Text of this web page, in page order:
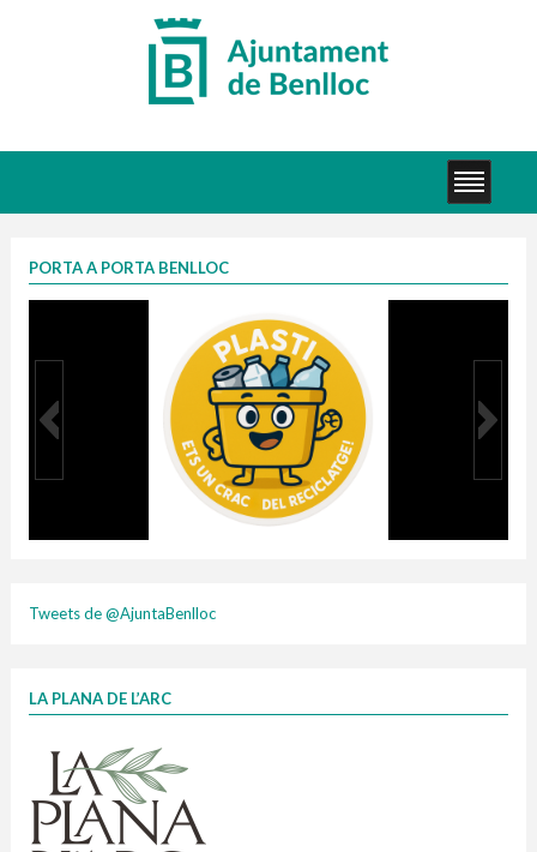
PORTA A PORTA BENLLOC
1 contenidors intel·ligents
Finançat per la Unió Europea – NextGenerationEU
Tweets de @AjuntaBenlloc
LA PLANA DE L’ARC